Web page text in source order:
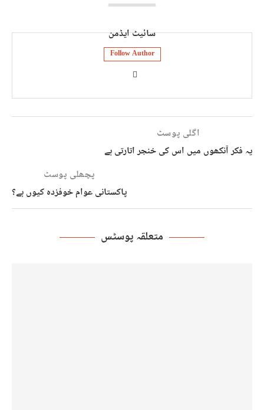
سائیٹ ایڈمن
Follow Author
اگلی پوسٹ
یہ فکر آنکھوں میں اس کی خنجر اتارتی ہے
پچھلی پوسٹ
پاکستانی عوام خوفزدہ کیوں ہے؟
متعلقہ پوسٹس